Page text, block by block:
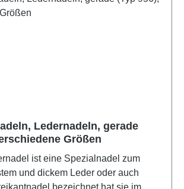
Ledernadeln, gerade
Größen
ist eine Spezialnadel zum
und dickem Leder oder auch
bezeichnet hat sie im